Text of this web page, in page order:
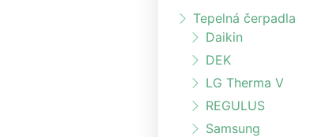
Tepelná čerpadla
Daikin
DEK
LG Therma V
REGULUS
Samsung